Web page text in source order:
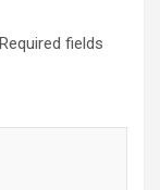
Required fields